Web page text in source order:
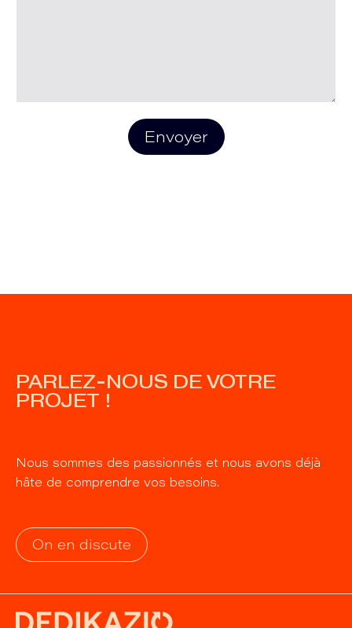
Envoyer
PARLEZ-NOUS DE VOTRE
PROJET !
Nous sommes des passionnés et nous avons déjà
hâte de comprendre vos besoins.
On en discute